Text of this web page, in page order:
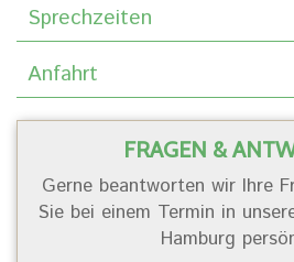
Sprechzeiten
Anfahrt
FRAGEN &
Gerne beantworten wir Ihre
Sie bei einem Termin in
Hamburg